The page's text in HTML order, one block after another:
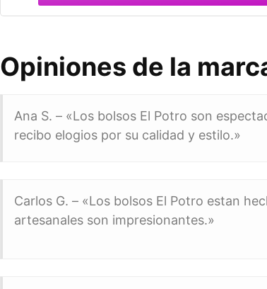
Opiniones de la
Ana S. – «Los bolsos El Potro son
recibo elogios por su calidad y estilo.»
Carlos G. – «Los bolsos El Potro estan
artesanales son impresionantes.»